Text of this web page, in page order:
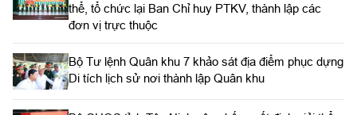
thể, tổ chức lại Ban Chỉ huy PTKV, thành lập các
đơn vị trực thuộc
Bộ Tư lệnh Quân khu 7 khảo sát địa điểm phục dựng
Di tích lịch sử nơi thành lập Quân khu